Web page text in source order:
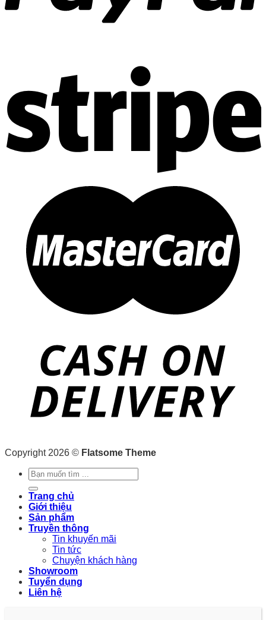
Copyright 2026 © Flatsome Theme
Tìm
kiếm:
Trang chủ
Giới thiệu
Sản phẩm
Truyền thông
Tin khuyến mãi
Tin tức
Chuyện khách hàng
Showroom
Tuyển dụng
Liên hệ